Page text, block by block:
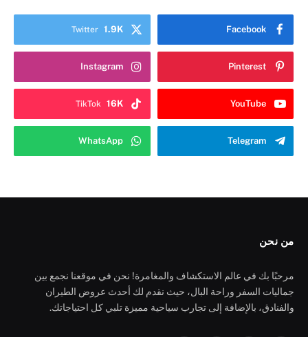
Facebook
Twitter 1.9K
Pinterest
Instagram
YouTube
TikTok 16K
Telegram
WhatsApp
من نحن
مرحبًا بك في عالم الاستكشاف والمغامرة! نحن في موقعنا نجمع بين
جماليات السفر وراحة البال، حيث نقدم لك أحدث عروض الطيران
والفنادق، بالإضافة إلى تجارب سياحية مميزة تلبي كل احتياجاتك.